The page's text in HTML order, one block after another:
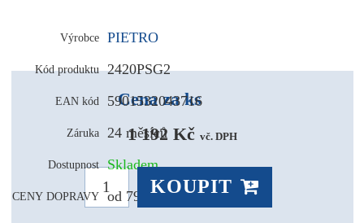
Výrobce PIETRO
Kód produktu 2420PSG2
EAN kód 5901532043716
Záruka 24 měsíců
Dostupnost Skladem
CENY DOPRAVY od 79,- Kč
Cena za ks
1 192 Kč vč. DPH
KOUPIT